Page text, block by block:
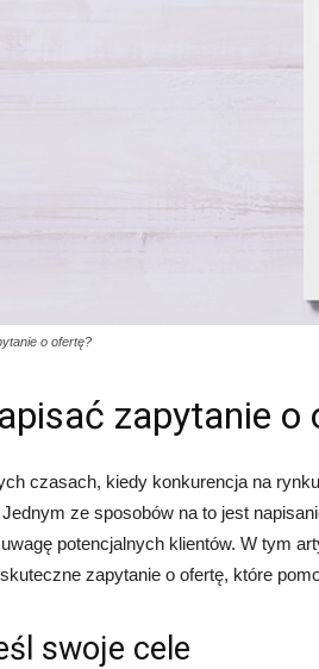
o ofertę?
zapytanie o
czasach, kiedy konkurencja na
ze sposobów na to jest
potencjalnych klientów. W tym
zapytanie o ofertę, które
swoje cele